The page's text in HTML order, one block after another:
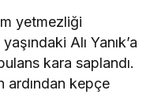
yetmezliği
Alı Yanık’a
kara saplandı.
ardından kepçe